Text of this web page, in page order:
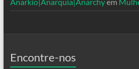
Encontre-nos